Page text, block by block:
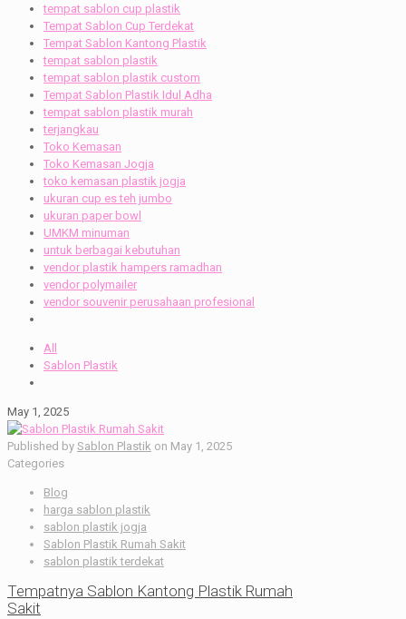
tempat sablon cup plastik
Tempat Sablon Cup Terdekat
Tempat Sablon Kantong Plastik
tempat sablon plastik
tempat sablon plastik custom
Tempat Sablon Plastik Idul Adha
tempat sablon plastik murah
terjangkau
Toko Kemasan
Toko Kemasan Jogja
toko kemasan plastik jogja
ukuran cup es teh jumbo
ukuran paper bowl
UMKM minuman
untuk berbagai kebutuhan
vendor plastik hampers ramadhan
vendor polymailer
vendor souvenir perusahaan profesional
All
Sablon Plastik
May 1, 2025
Published by Sablon Plastik on May 1, 2025
Categories
Blog
harga sablon plastik
sablon plastik jogja
Sablon Plastik Rumah Sakit
sablon plastik terdekat
Tempatnya Sablon Kantong Plastik Rumah
Sakit